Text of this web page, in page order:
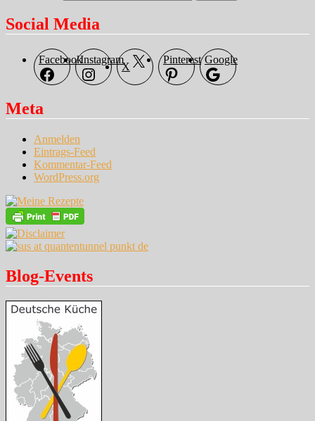
Social Media
FacebookInstagram
X
Pinterest Google
Meta
Anmelden
Eintrags-Feed
Kommentar-Feed
WordPress.org
Blog-Events